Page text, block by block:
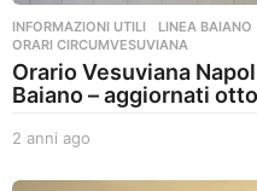
INFORMAZIONI UTILI ,LINEA BAIANO
ORARI CIRCUMVESUVIANA
Orario Vesuviana
Baiano – aggiornati
2 anni ago
n